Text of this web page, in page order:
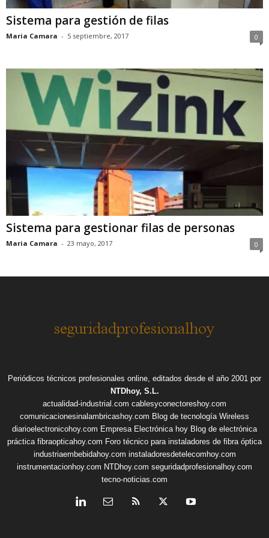
Sistema para gestión de filas
Maria Camara - 5 septiembre, 2017 0
Sistema para gestionar filas de personas
Maria Camara - 23 mayo, 2017 0
Periódicos técnicos profesionales online, editados desde el año 2001 por
NTDhoy, S.L.
actualidad-industrial.com cablesyconectoreshoy.com
comunicacionesinalambricashoy.com Blog de tecnología Wireless
diarioelectronicohoy.com Empresa Electrónica hoy Blog de electrónica
práctica fibraopticahoy.com Foro técnico para instaladores de fibra óptica
industriaembebidahoy.com instaladoresdetelecomhoy.com
instrumentacionhoy.com NTDhoy.com seguridadprofesionalhoy.com
tecno-noticias.com